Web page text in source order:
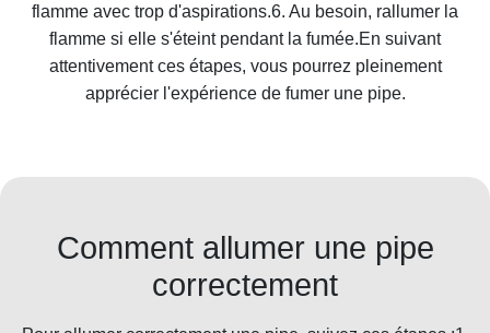
flamme avec trop d'aspirations.6. Au besoin, rallumer la
flamme si elle s'éteint pendant la fumée.En suivant
attentivement ces étapes, vous pourrez pleinement
apprécier l'expérience de fumer une pipe.
Comment allumer une pipe
correctement